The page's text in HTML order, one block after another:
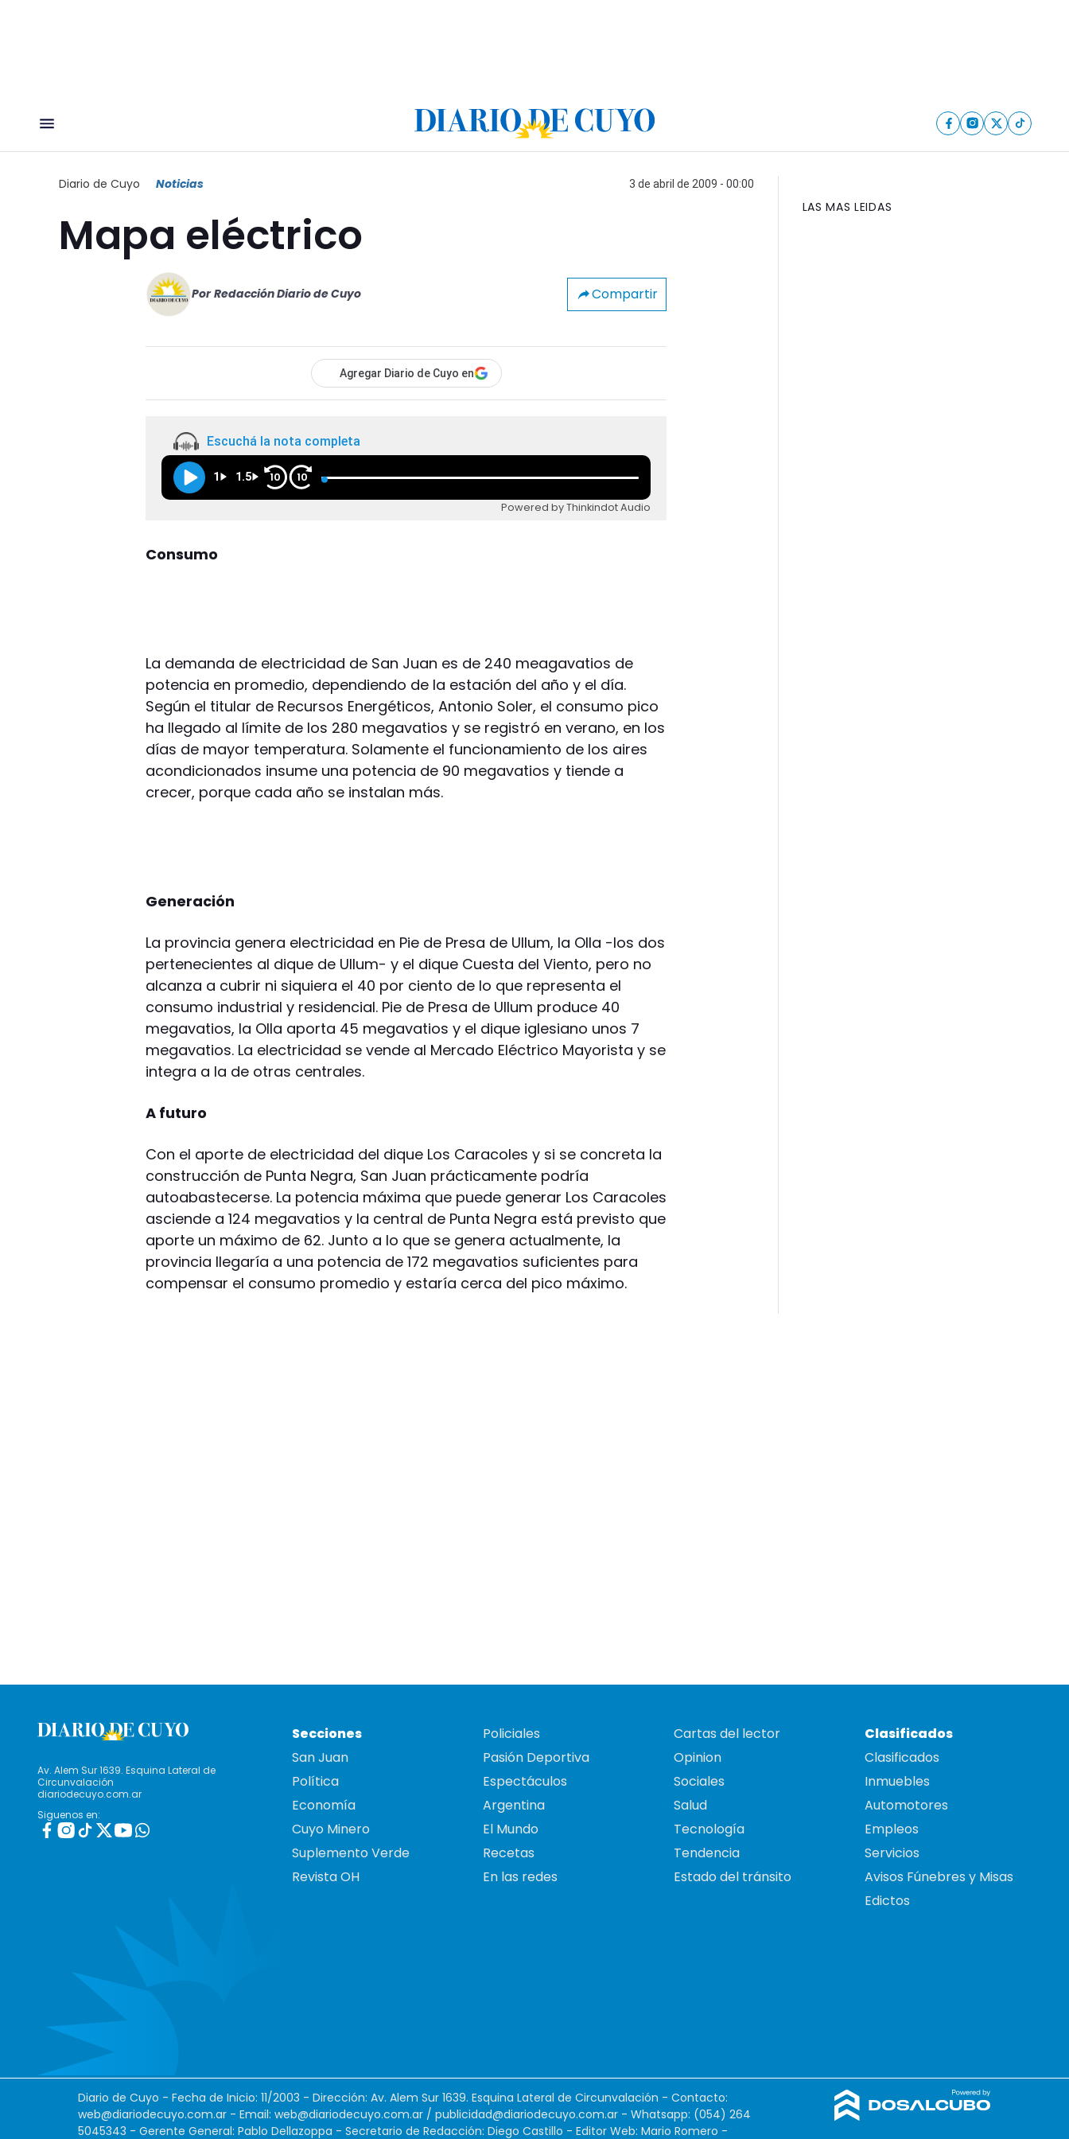
Diario de Cuyo Noticias 3 de abril de 2009 - 00:00
Mapa eléctrico
Por Redacción Diario de Cuyo Compartir
Agregar Diario de Cuyo en
Escuchá la nota completa
1 1.5 10 10
Powered by Thinkindot Audio
Consumo
La demanda de electricidad de San Juan es de 240 meagavatios de
potencia en promedio, dependiendo de la estación del año y el día.
Según el titular de Recursos Energéticos, Antonio Soler, el consumo pico
ha llegado al límite de los 280 megavatios y se registró en verano, en los
días de mayor temperatura. Solamente el funcionamiento de los aires
acondicionados insume una potencia de 90 megavatios y tiende a
crecer, porque cada año se instalan más.
Generación
La provincia genera electricidad en Pie de Presa de Ullum, la Olla -los dos
pertenecientes al dique de Ullum- y el dique Cuesta del Viento, pero no
alcanza a cubrir ni siquiera el 40 por ciento de lo que representa el
consumo industrial y residencial. Pie de Presa de Ullum produce 40
megavatios, la Olla aporta 45 megavatios y el dique iglesiano unos 7
megavatios. La electricidad se vende al Mercado Eléctrico Mayorista y se
integra a la de otras centrales.
A futuro
Con el aporte de electricidad del dique Los Caracoles y si se concreta la
construcción de Punta Negra, San Juan prácticamente podría
autoabastecerse. La potencia máxima que puede generar Los Caracoles
asciende a 124 megavatios y la central de Punta Negra está previsto que
aporte un máximo de 62. Junto a lo que se genera actualmente, la
provincia llegaría a una potencia de 172 megavatios suficientes para
compensar el consumo promedio y estaría cerca del pico máximo.
LAS MAS LEIDAS
Av. Alem Sur 1639. Esquina Lateral de
Circunvalación
diariodecuyo.com.ar
Siguenos en:
Secciones
San Juan
Política
Economía
Cuyo Minero
Suplemento Verde
Revista OH
Policiales
Pasión Deportiva
Espectáculos
Argentina
El Mundo
Recetas
En las redes
Cartas del lector
Opinion
Sociales
Salud
Tecnología
Tendencia
Estado del tránsito
Clasificados
Clasificados
Inmuebles
Automotores
Empleos
Servicios
Avisos Fúnebres y Misas
Edictos
Diario de Cuyo - Fecha de Inicio: 11/2003 - Dirección: Av. Alem Sur 1639. Esquina Lateral de Circunvalación - Contacto:
web@diariodecuyo.com.ar - Email: web@diariodecuyo.com.ar / publicidad@diariodecuyo.com.ar - Whatsapp: (054) 264
5045343 - Gerente General: Pablo Dellazoppa - Secretario de Redacción: Diego Castillo - Editor Web: Mario Romero -